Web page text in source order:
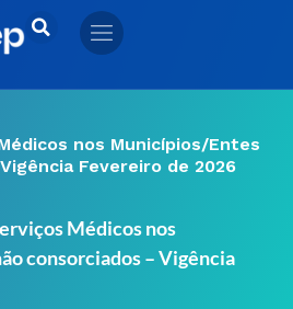
nos Municípios/Entes
Fevereiro de 2026
Médicos nos
consorciados – Vigência